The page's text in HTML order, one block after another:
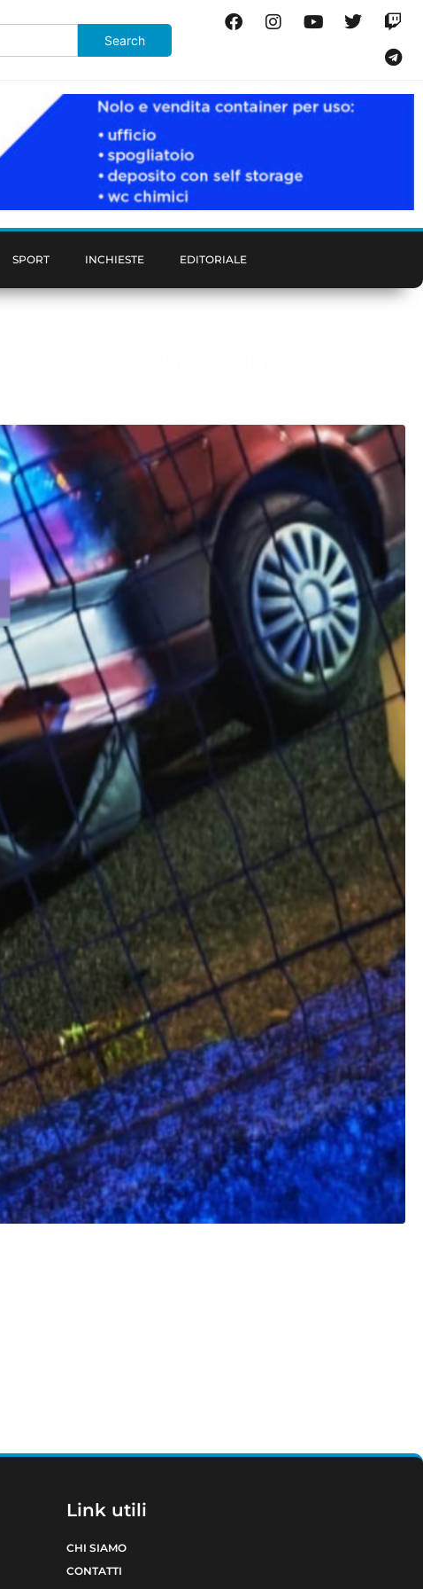
SPORT INCHIESTE EDITORIALE
Link utili
CHI SIAMO
CONTATTI